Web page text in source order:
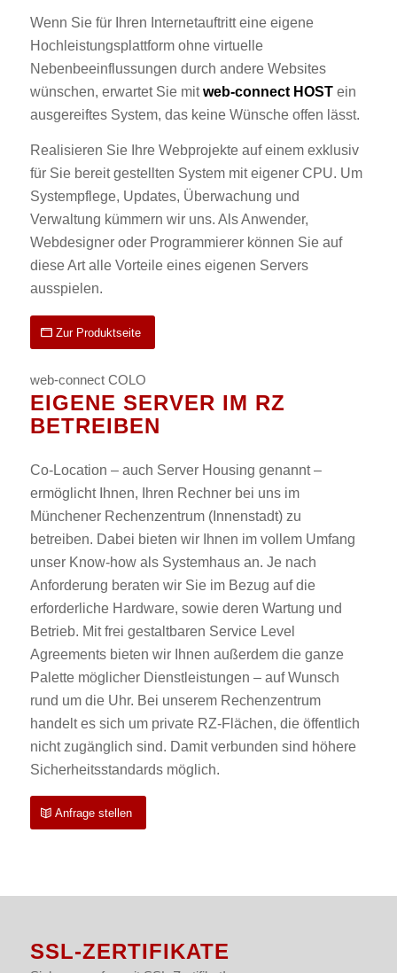
Wenn Sie für Ihren Internetauftritt eine eigene
Hochleistungsplattform ohne virtuelle
Nebenbeeinflussungen durch andere Websites
wünschen, erwartet Sie mitweb-connect HOSTein
ausgereiftes System, das keine Wünsche offen lässt.
Realisieren Sie Ihre Webprojekte auf einem exklusiv
für Sie bereit gestellten System mit eigener CPU. Um
Systempflege, Updates, Überwachung und
Verwaltung kümmern wir uns. Als Anwender,
Webdesigner oder Programmierer können Sie auf
diese Art alle Vorteile eines eigenen Servers
ausspielen.
Zur Produktseite
web-connect COLO
EIGENE SERVER IM RZ
BETREIBEN
Co-Location – auch Server Housing genannt –
ermöglicht Ihnen, Ihren Rechner bei uns im
Münchener Rechenzentrum (Innenstadt) zu
betreiben. Dabei bieten wir Ihnen im vollem Umfang
unser Know-how als Systemhaus an. Je nach
Anforderung beraten wir Sie im Bezug auf die
erforderliche Hardware, sowie deren Wartung und
Betrieb. Mit frei gestaltbaren Service Level
Agreements bieten wir Ihnen außerdem die ganze
Palette möglicher Dienstleistungen – auf Wunsch
rund um die Uhr. Bei unserem Rechenzentrum
handelt es sich um private RZ-Flächen, die öffentlich
nicht zugänglich sind. Damit verbunden sind höhere
Sicherheitsstandards möglich.
Anfrage stellen
SSL-ZERTIFIKATE